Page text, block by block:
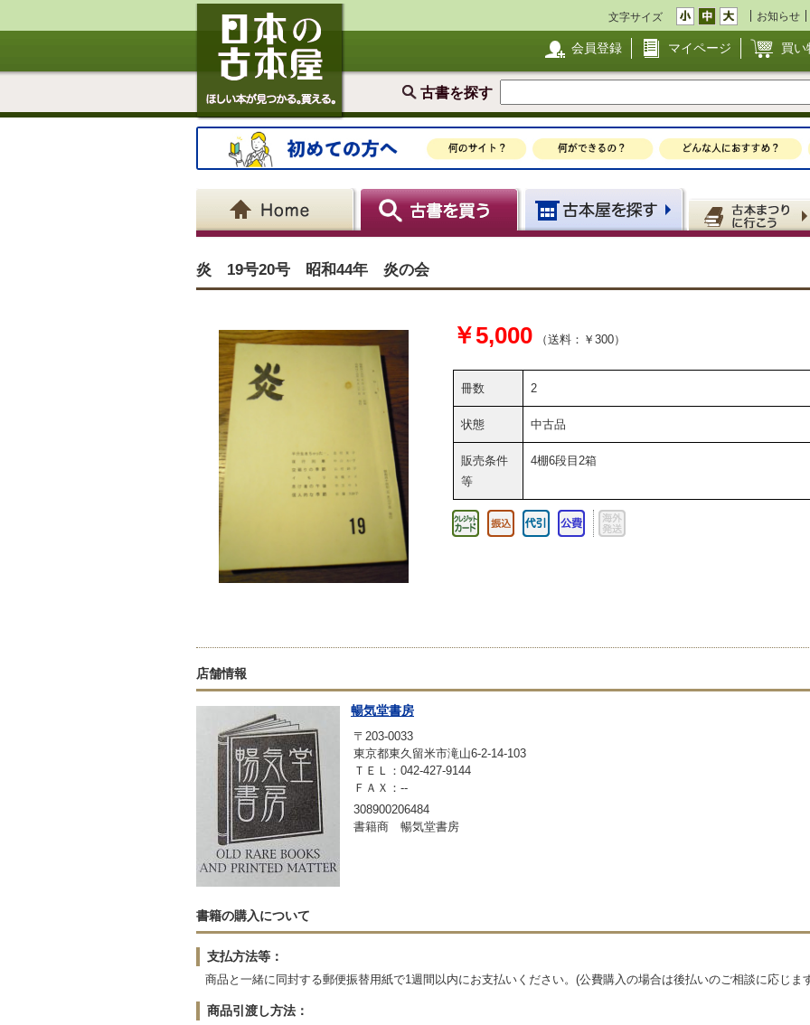
文字サイズ お知らせ
会員登録 マイページ 買い
古書を探す
炎 19号20号 昭和44年 炎の会
￥5,000 （送料：￥300）
冊数 2
状態 中古品
販売条件
等
4棚6段目2箱
店舗情報
暢気堂書房
〒203-0033
東京都東久留米市滝山6-2-14-103
ＴＥＬ：042-427-9144
ＦＡＸ：--
308900206484
書籍商 暢気堂書房
書籍の購入について
支払方法等：
商品と一緒に同封する郵便振替用紙で1週間以内にお支払いください。(公費購入の場合は後払いのご相談に応じま
商品引渡し方法：